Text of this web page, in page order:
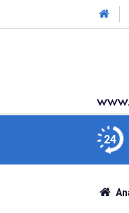
24
kulüp tarihinin rekorunu